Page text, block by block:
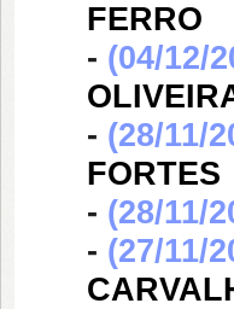
FERRO
- (04/12/
- (28/11/
FORTES
- (28/11/
- (27/11/